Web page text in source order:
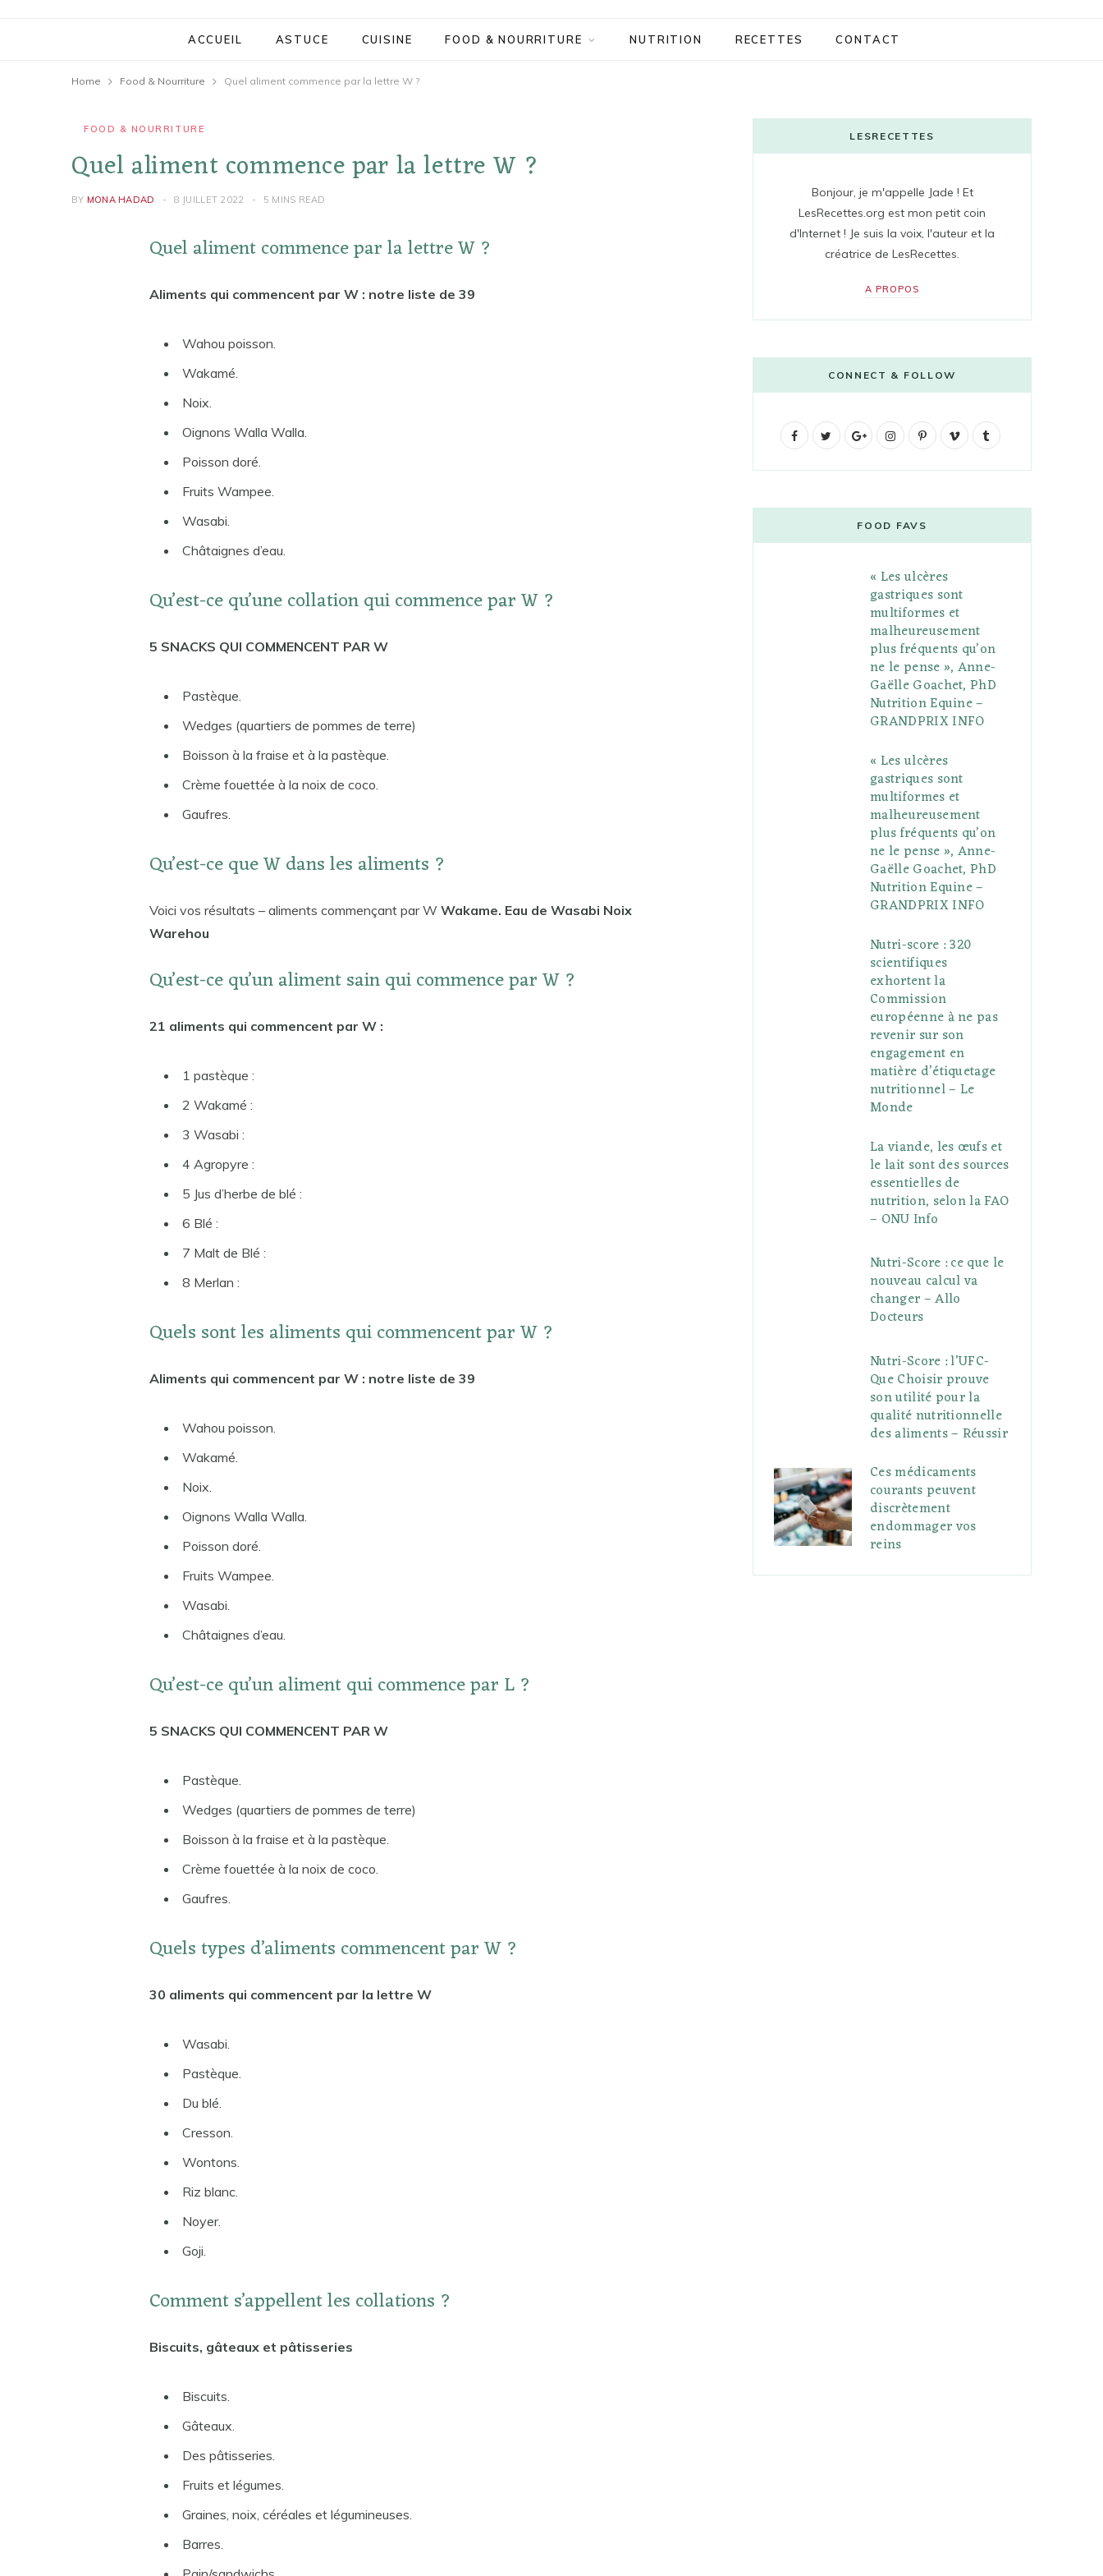
ACCUEIL ASTUCE CUISINE FOOD & NOURRITURE NUTRITION RECETTES CONTACT
Home Food & Nourriture Quel aliment commence par la lettre W ?
FOOD & NOURRITURE
Quel aliment commence par la lettre W ?
BY MONA HADAD 8 JUILLET 2022 5 MINS READ
Quel aliment commence par la lettre W ?
Aliments qui commencent par W : notre liste de 39
Wahou poisson.
Wakamé.
Noix.
Oignons Walla Walla.
Poisson doré.
Fruits Wampee.
Wasabi.
Châtaignes d’eau.
Qu’est-ce qu’une collation qui commence par W ?
5 SNACKS QUI COMMENCENT PAR W
Pastèque.
Wedges (quartiers de pommes de terre)
Boisson à la fraise et à la pastèque.
Crème fouettée à la noix de coco.
Gaufres.
Qu’est-ce que W dans les aliments ?
Voici vos résultats – aliments commençant par W Wakame. Eau de Wasabi Noix
Warehou
Qu’est-ce qu’un aliment sain qui commence par W ?
21 aliments qui commencent par W :
1 pastèque :
2 Wakamé :
3 Wasabi :
4 Agropyre :
5 Jus d’herbe de blé :
6 Blé :
7 Malt de Blé :
8 Merlan :
Quels sont les aliments qui commencent par W ?
Aliments qui commencent par W : notre liste de 39
Wahou poisson.
Wakamé.
Noix.
Oignons Walla Walla.
Poisson doré.
Fruits Wampee.
Wasabi.
Châtaignes d’eau.
Qu’est-ce qu’un aliment qui commence par L ?
5 SNACKS QUI COMMENCENT PAR W
Pastèque.
Wedges (quartiers de pommes de terre)
Boisson à la fraise et à la pastèque.
Crème fouettée à la noix de coco.
Gaufres.
Quels types d’aliments commencent par W ?
30 aliments qui commencent par la lettre W
Wasabi.
Pastèque.
Du blé.
Cresson.
Wontons.
Riz blanc.
Noyer.
Goji.
Comment s’appellent les collations ?
Biscuits, gâteaux et pâtisseries
Biscuits.
Gâteaux.
Des pâtisseries.
Fruits et légumes.
Graines, noix, céréales et légumineuses.
Barres.
LESRECETTES
Bonjour, je m'appelle Jade ! Et
LesRecettes.org est mon petit coin
d'Internet ! Je suis la voix, l'auteur et la
créatrice de LesRecettes.
A PROPOS
CONNECT & FOLLOW
F
b
t
G
g
l
e
P
u
s
I
t
a
g
r
a
P
e
r
e
s
V
o
l
FOOD FAVS
« Les ulcères
gastriques sont
multiformes et
malheureusement
plus fréquents qu’on
ne le pense », Anne-
Gaëlle Goachet, PhD
Nutrition Equine –
GRANDPRIX INFO
« Les ulcères
gastriques sont
multiformes et
malheureusement
plus fréquents qu’on
ne le pense », Anne-
Gaëlle Goachet, PhD
Nutrition Equine –
GRANDPRIX INFO
Nutri-score : 320
scientifiques
exhortent la
Commission
européenne à ne pas
revenir sur son
engagement en
matière d’étiquetage
nutritionnel – Le
Monde
La viande, les œufs et
le lait sont des sources
essentielles de
nutrition, selon la FAO
– ONU Info
Nutri-Score : ce que le
nouveau calcul va
changer – Allo
Docteurs
Nutri-Score : l’UFC-
Que Choisir prouve
son utilité pour la
qualité nutritionnelle
des aliments – Réussir
Ces médicaments
courants peuvent
discrètement
endommager vos
reins